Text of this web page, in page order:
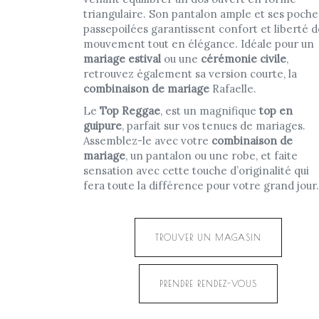
triangulaire. Son pantalon ample et ses
passepoilées garantissent confort et liberté
mouvement tout en élégance. Idéale pour un
mariage estival ou une cérémonie civile,
retrouvez également sa version courte, la
combinaison de mariage Rafaelle.
Le Top Reggae, est un magnifique top en
guipure, parfait sur vos tenues de mariages.
Assemblez-le avec votre combinaison de
mariage, un pantalon ou une robe, et faite
sensation avec cette touche d’originalité qui
fera toute la différence pour votre grand jour.
TROUVER UN MAGASIN
PRENDRE RENDEZ-VOUS